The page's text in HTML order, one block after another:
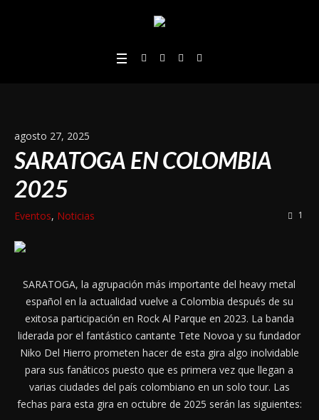
agosto 27, 2025
SARATOGA EN COLOMBIA
2025
Eventos, Noticias 1
SARATOGA, la agrupación más importante del heavy metal
español en la actualidad vuelve a Colombia después de su
exitosa participación en Rock Al Parque en 2023. La banda
liderada por el fantástico cantante Tete Novoa y su fundador
Niko Del Hierro prometen hacer de esta gira algo inolvidable
para sus fanáticos puesto que es primera vez que llegan a
varias ciudades del país colombiano en un solo tour. Las
fechas para esta gira en octubre de 2025 serán las siguientes: